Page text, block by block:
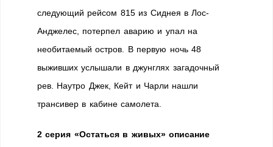
следующий рейсом 815 из Сиднея в Лос-
Анджелес, потерпел аварию и упал на
необитаемый остров. В первую ночь 48
выживших услышали в джунглях загадочный
рев. Наутро Джек, Кейт и Чарли нашли
трансивер в кабине самолета.
2 серия «Остаться в живых» описание